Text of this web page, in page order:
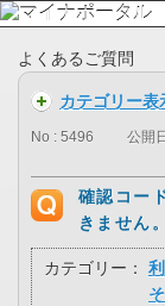
よくあるご質問
カテゴリー表
No : 5496 公開
確認コー
きません
カテゴリー：